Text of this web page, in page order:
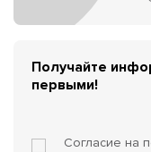
Получайте
первыми!
Согласие на